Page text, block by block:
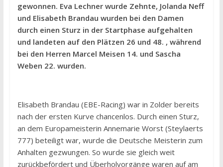
gewonnen. Eva Lechner wurde Zehnte, Jolanda Neff
und Elisabeth Brandau wurden bei den Damen
durch einen Sturz in der Startphase aufgehalten
und landeten auf den Plätzen 26 und 48. , während
bei den Herren Marcel Meisen 14. und Sascha
Weben 22. wurden.
Elisabeth Brandau (EBE-Racing) war in Zolder bereits
nach der ersten Kurve chancenlos. Durch einen Sturz,
an dem Europameisterin Annemarie Worst (Steylaerts
777) beteiligt war, wurde die Deutsche Meisterin zum
Anhalten gezwungen. So wurde sie gleich weit
zurückbefördert und Überholvorgänge waren auf am